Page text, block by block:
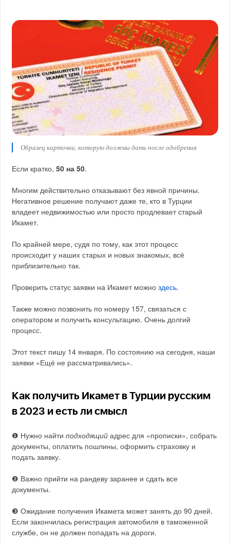
Образец карточки, которую должны дать после одобрения
Если кратко,50 на 50.
Многим действительно отказывают без явной причины.
Негативное решение получают даже те, кто в Турции
владеет недвижимостью или просто продлевает старый
Икамет.
По крайней мере, судя по тому, как этот процесс
происходит у наших старых и новых знакомых, всё
приблизительно так.
Проверить статус заявки на Икамет можноздесь.
Также можно позвонить по номеру 157, связаться с
оператором и получить консультацию. Очень долгий
процесс.
Этот текст пишу 14 января. По состоянию на сегодня, наши
заявки «Ещё не рассматривались».
Как получить Икамет в Турции русским
в 2023 и есть ли смысл
❶ Нужно найтиподходящий адрес для «прописки», собрать
документы, оплатить пошлины, оформить страховку и
подать заявку.
❷ Важно прийти на рандеву заранее и сдать все
документы.
❸ Ожидание получения Икамета может занять до 90 дней.
Если закончилась регистрация автомобиля в таможенной
службе, он не должен попадать на дороги.